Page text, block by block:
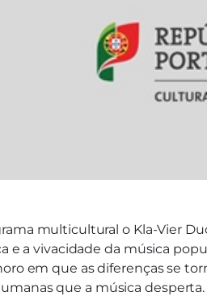
multicultural o Kla-Vier
e a vivacidade da música
em que as diferenças se
que a música